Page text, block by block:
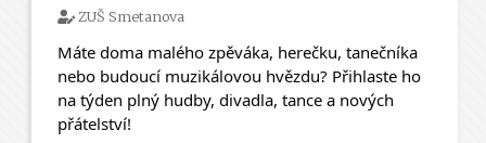
ZUŠ Smetanova
Máte doma malého zpěváka, herečku, tanečníka
nebo budoucí muzikálovou hvězdu? Přihlaste ho
na týden plný hudby, divadla, tance a nových
přátelství!